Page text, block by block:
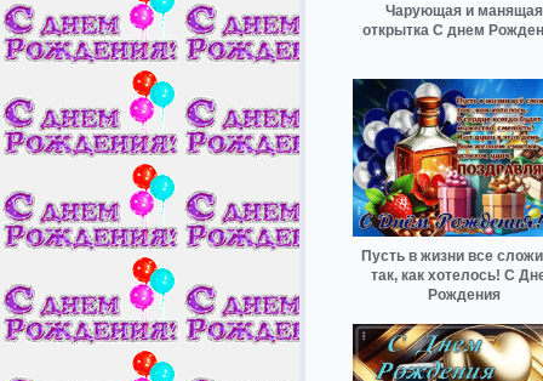
Чарующая и манящая
открытка С днем
Пусть в жизни все
так, как хотелось! С
Рождения